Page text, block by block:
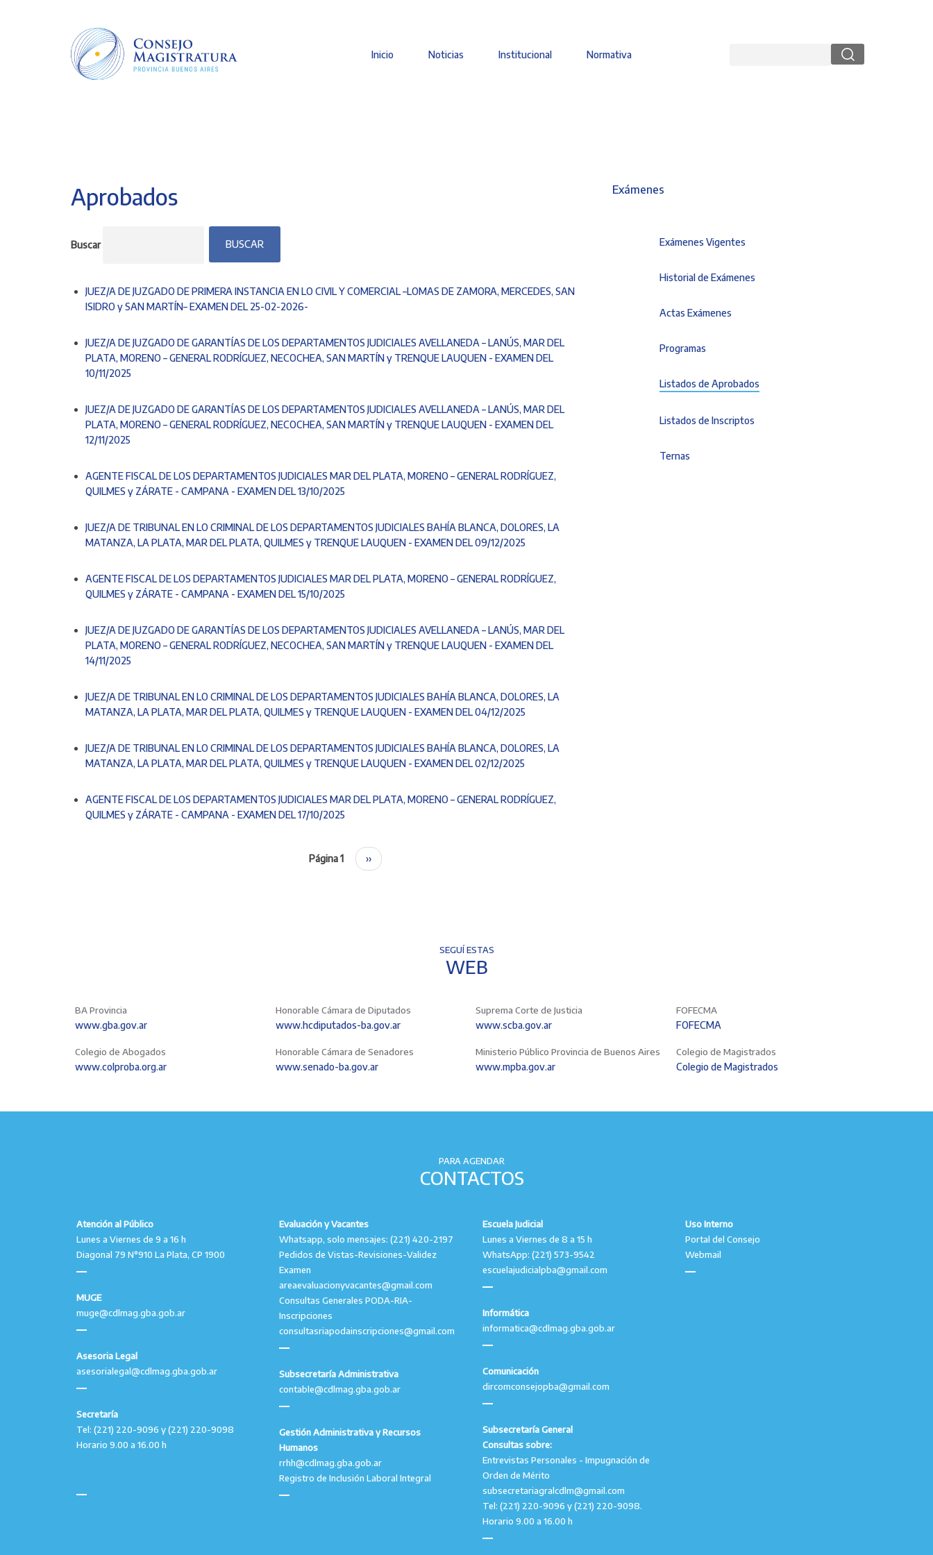
Inicio Noticias Institucional Normativa
Aprobados
Buscar
JUEZ/A DE JUZGADO DE PRIMERA INSTANCIA EN LO CIVIL Y COMERCIAL –LOMAS DE ZAMORA, MERCEDES, SAN
ISIDRO y SAN MARTÍN– EXAMEN DEL 25-02-2026-
JUEZ/A DE JUZGADO DE GARANTÍAS DE LOS DEPARTAMENTOS JUDICIALES AVELLANEDA – LANÚS, MAR DEL
PLATA, MORENO – GENERAL RODRÍGUEZ, NECOCHEA, SAN MARTÍN y TRENQUE LAUQUEN - EXAMEN DEL
10/11/2025
JUEZ/A DE JUZGADO DE GARANTÍAS DE LOS DEPARTAMENTOS JUDICIALES AVELLANEDA – LANÚS, MAR DEL
PLATA, MORENO – GENERAL RODRÍGUEZ, NECOCHEA, SAN MARTÍN y TRENQUE LAUQUEN - EXAMEN DEL
12/11/2025
AGENTE FISCAL DE LOS DEPARTAMENTOS JUDICIALES MAR DEL PLATA, MORENO – GENERAL RODRÍGUEZ,
QUILMES y ZÁRATE - CAMPANA - EXAMEN DEL 13/10/2025
JUEZ/A DE TRIBUNAL EN LO CRIMINAL DE LOS DEPARTAMENTOS JUDICIALES BAHÍA BLANCA, DOLORES, LA
MATANZA, LA PLATA, MAR DEL PLATA, QUILMES y TRENQUE LAUQUEN - EXAMEN DEL 09/12/2025
AGENTE FISCAL DE LOS DEPARTAMENTOS JUDICIALES MAR DEL PLATA, MORENO – GENERAL RODRÍGUEZ,
QUILMES y ZÁRATE - CAMPANA - EXAMEN DEL 15/10/2025
JUEZ/A DE JUZGADO DE GARANTÍAS DE LOS DEPARTAMENTOS JUDICIALES AVELLANEDA – LANÚS, MAR DEL
PLATA, MORENO – GENERAL RODRÍGUEZ, NECOCHEA, SAN MARTÍN y TRENQUE LAUQUEN - EXAMEN DEL
14/11/2025
JUEZ/A DE TRIBUNAL EN LO CRIMINAL DE LOS DEPARTAMENTOS JUDICIALES BAHÍA BLANCA, DOLORES, LA
MATANZA, LA PLATA, MAR DEL PLATA, QUILMES y TRENQUE LAUQUEN - EXAMEN DEL 04/12/2025
JUEZ/A DE TRIBUNAL EN LO CRIMINAL DE LOS DEPARTAMENTOS JUDICIALES BAHÍA BLANCA, DOLORES, LA
MATANZA, LA PLATA, MAR DEL PLATA, QUILMES y TRENQUE LAUQUEN - EXAMEN DEL 02/12/2025
AGENTE FISCAL DE LOS DEPARTAMENTOS JUDICIALES MAR DEL PLATA, MORENO – GENERAL RODRÍGUEZ,
QUILMES y ZÁRATE - CAMPANA - EXAMEN DEL 17/10/2025
Página 1
Siguiente
página
››
Exámenes
Exámenes Vigentes
Historial de Exámenes
Actas Exámenes
Programas
Listados de Aprobados
Listados de Inscriptos
Ternas
SEGUÍ ESTAS
WEB
BA Provincia
www.gba.gov.ar
Colegio de Abogados
www.colproba.org.ar
Honorable Cámara de Diputados
www.hcdiputados-ba.gov.ar
Honorable Cámara de Senadores
www.senado-ba.gov.ar
Suprema Corte de Justicia
www.scba.gov.ar
Ministerio Público Provincia de Buenos Aires
www.mpba.gov.ar
FOFECMA
FOFECMA
Colegio de Magistrados
Colegio de Magistrados
PARA AGENDAR
CONTACTOS
Atención al Público
Lunes a Viernes de 9 a 16 h
Diagonal 79 N°910 La Plata, CP 1900
MUGE
muge@cdlmag.gba.gob.ar
Asesoria Legal
asesorialegal@cdlmag.gba.gob.ar
Secretaría
Tel: (221) 220-9096 y (221) 220-9098
Horario 9.00 a 16.00 h
Evaluación y Vacantes
Whatsapp, solo mensajes: (221) 420-2197
Pedidos de Vistas-Revisiones-Validez
Examen
areaevaluacionyvacantes@gmail.com
Consultas Generales PODA-RIA-
Inscripciones
consultasriapodainscripciones@gmail.com
Subsecretaría Administrativa
contable@cdlmag.gba.gob.ar
Gestión Administrativa y Recursos
Humanos
rrhh@cdlmag.gba.gob.ar
Registro de Inclusión Laboral Integral
Escuela Judicial
Lunes a Viernes de 8 a 15 h
WhatsApp: (221) 573-9542
escuelajudicialpba@gmail.com
Informática
informatica@cdlmag.gba.gob.ar
Comunicación
dircomconsejopba@gmail.com
Subsecretaría General
Consultas sobre:
Entrevistas Personales - Impugnación de
Orden de Mérito
subsecretariagralcdlm@gmail.com
Tel: (221) 220-9096 y (221) 220-9098.
Horario 9.00 a 16.00 h
Uso Interno
Portal del Consejo
Webmail